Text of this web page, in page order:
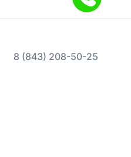
8 (843) 208-50-25